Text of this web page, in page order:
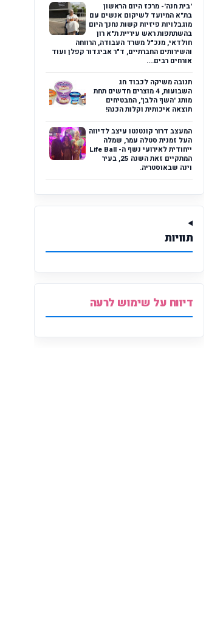
'בית חנה'- מרכז היום הראשון
בת"א המיועד לשיקום אנשים עם
מוגבלויות פיזיות קשות נחנך היום
בהשתתפות ראש עיריית ת"א רון
חולדאי, מנכ"ל משרד העבודה, הרווחה
והשירותים החברתיים, ד"ר אביגדור קפלן ועוד
אורחים רבים....
תנובה משיקה לכבוד חג
השבועות, 4 מוצרים חדשים תחת
מותג 'השף הלבן', המבטיחים
תוצאה איכותית וקלות הכנה!
המעצב דרור קונטנטו עיצב לדיווה
העל זמנית סטלה עמר, שמלה
ייחודית לאירועי נשף ה- Life Ball
המתקיים זאת השנה 25, בעיר
וינה שבאוסטריה.
תוויות
דיווח על שימוש לרעה